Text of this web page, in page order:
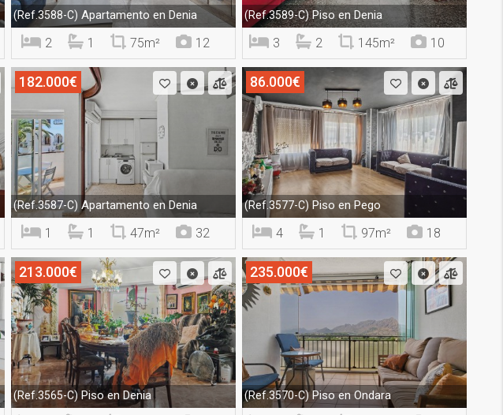
(Ref.3588-C) Apartamento en Denia
2 1 75m² 12
(Ref.3589-C)Piso en Denia
3 2 145m² 10
182.000€
(Ref.3587-C) Apartamento en Denia
1 1 47m² 32
86.000€
(Ref.3577-C) Piso en Pego
4 1 97m² 18
213.000€
(Ref.3565-C) Piso en Denia
235.000€
(Ref.3570-C)Piso en Ondara